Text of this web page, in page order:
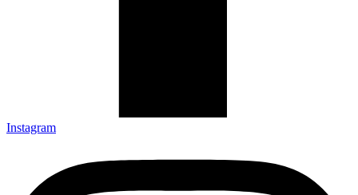
Instagram